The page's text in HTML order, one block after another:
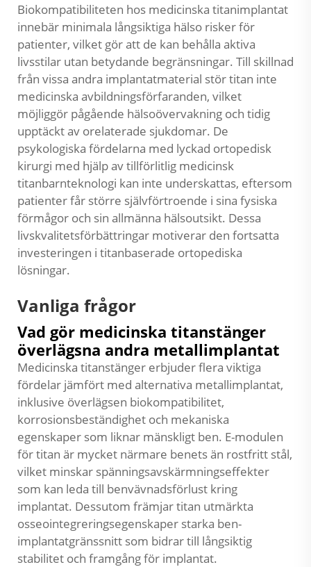
Biokompatibiliteten hos medicinska titanimplantat
innebär minimala långsiktiga hälso risker för
patienter, vilket gör att de kan behålla aktiva
livsstilar utan betydande begränsningar. Till skillnad
från vissa andra implantatmaterial stör titan inte
medicinska avbildningsförfaranden, vilket
möjliggör pågående hälsoövervakning och tidig
upptäckt av orelaterade sjukdomar. De
psykologiska fördelarna med lyckad ortopedisk
kirurgi med hjälp av tillförlitlig medicinsk
titanbarnteknologi kan inte underskattas, eftersom
patienter får större självförtroende i sina fysiska
förmågor och sin allmänna hälsoutsikt. Dessa
livskvalitetsförbättringar motiverar den fortsatta
investeringen i titanbaserade ortopediska
lösningar.
Vanliga frågor
Vad gör medicinska titanstänger
överlägsna andra metallimplantat
Medicinska titanstänger erbjuder flera viktiga
fördelar jämfört med alternativa metallimplantat,
inklusive överlägsen biokompatibilitet,
korrosionsbeständighet och mekaniska
egenskaper som liknar mänskligt ben. E-modulen
för titan är mycket närmare benets än rostfritt stål,
vilket minskar spänningsavskärmningseffekter
som kan leda till benvävnadsförlust kring
implantat. Dessutom främjar titan utmärkta
osseointegreringsegenskaper starka ben-
implantatgränssnitt som bidrar till långsiktig
stabilitet och framgång för implantat.